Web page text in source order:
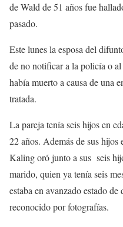
de Wald de 51 años fue
pasado.
Este lunes la esposa del
de no notificar a la policía o
había muerto a causa de una
tratada.
La pareja tenía seis hijos en
22 años. Además de sus hijos
Kaling oró junto a sus seis
marido, quien ya tenía seis
estaba en avanzado estado
reconocido por fotografías.